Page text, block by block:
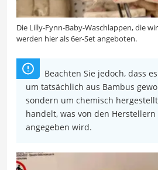
Die Lilly-Fynn-Baby-Waschlappen, die
werden hier als 6er-Set angeboten.
Beachten Sie jedoch, dass
um tatsächlich aus Bambus
sondern um chemisch
handelt, was von den
angegeben wird.